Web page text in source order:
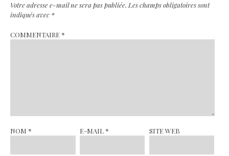
Votre adresse e-mail ne sera pas publiée. Les champs obligatoires sont
indiqués avec *
COMMENTAIRE *
NOM * E-MAIL * SITE WEB